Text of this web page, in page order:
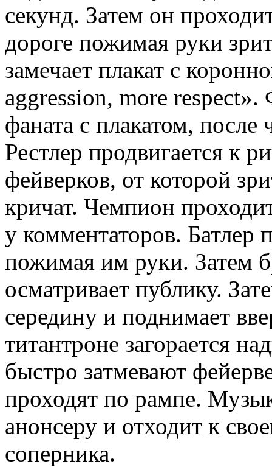
секунд. Затем он
дороге пожимая руки
замечает плакат с
aggression, more
фаната с плакатом, после
Рестлер продвигается к
фейверков, от которой
кричат. Чемпион
у комментаторов. Батлер
пожимая им руки. Затем
осматривает публику.
середину и поднимает
титантроне загорается
быстро затмевают
проходят по рампе.
анонсеру и отходит к
соперника.